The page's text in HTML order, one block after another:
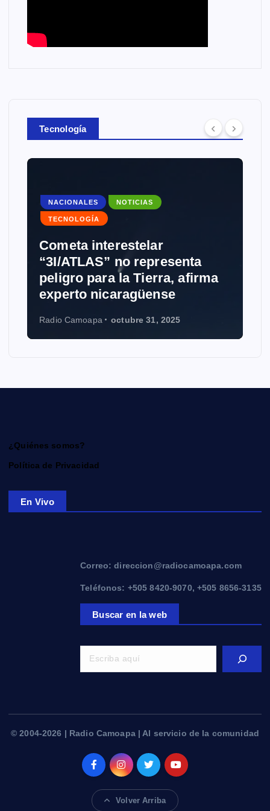
Tecnología
NOTICIAS
interestelar
ATLAS” no representa
para la Tierra, afirma
nicaragüense
Camoapa octubre 31, 2025
¿Quiénes somos?
Política de Privacidad
En Vivo
Correo: direccion@radiocamoapa.com
Teléfonos: +505 8420-9070, +505 8656-3135
Buscar en la web
© 2004-2026 | Radio Camoapa | Al servicio de la comunidad
Volver Arriba